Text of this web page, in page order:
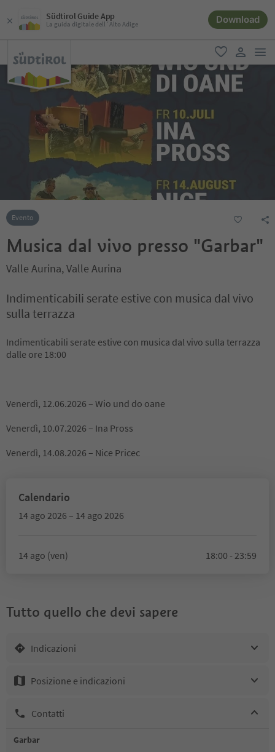
Südtirol Guide App
La guida digitale dell´Alto Adige Download
favoriti
user link
Evento
Musica dal vivo presso "Garbar"
Valle Aurina, Valle Aurina
Indimenticabili serate estive con musica dal vivo
sulla terrazza
Indimenticabili serate estive con musica dal vivo sulla terrazza
dalle ore 18:00
Venerdì, 12.06.2026 – Wio und do oane
Venerdì, 10.07.2026 – Ina Pross
Venerdì, 14.08.2026 – Nice Pricec
Calendario
14 ago 2026 – 14 ago 2026
14 ago (ven) 18:00 - 23:59
Tutto quello che devi sapere
Indicazioni
Posizione e indicazioni
Contatti
Garbar